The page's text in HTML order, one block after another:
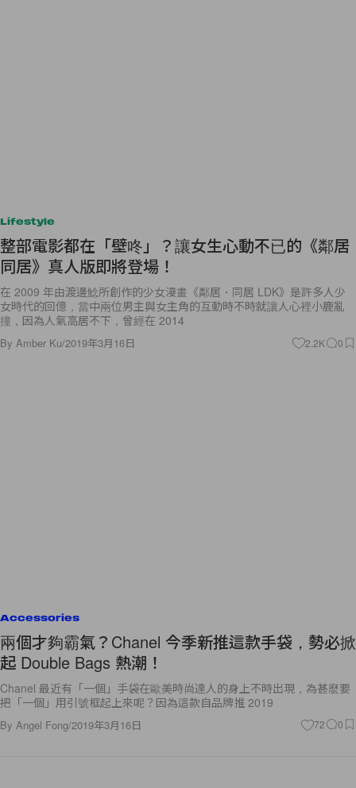
Lifestyle
整部電影都在「壁咚」？讓女生心動不已的《鄰居
同居》真人版即將登場！
在 2009 年由渡邊鯰所創作的少女漫畫《鄰居・同居 LDK》是許多人少
女時代的回億，當中兩位男主與女主角的互動時不時就讓人心裡小鹿亂
撞，因為人氣高居不下，曾經在 2014
By Amber Ku/2019年3月16日 2.2K 0
Accessories
兩個才夠霸氣？Chanel 今季新推這款手袋，勢必掀
起 Double Bags 熱潮！
Chanel 最近有「一個」手袋在歐美時尚達人的身上不時出現，為甚麼要
把「一個」用引號框起上來呢？因為這款自品牌推 2019
By Angel Fong/2019年3月16日 72 0